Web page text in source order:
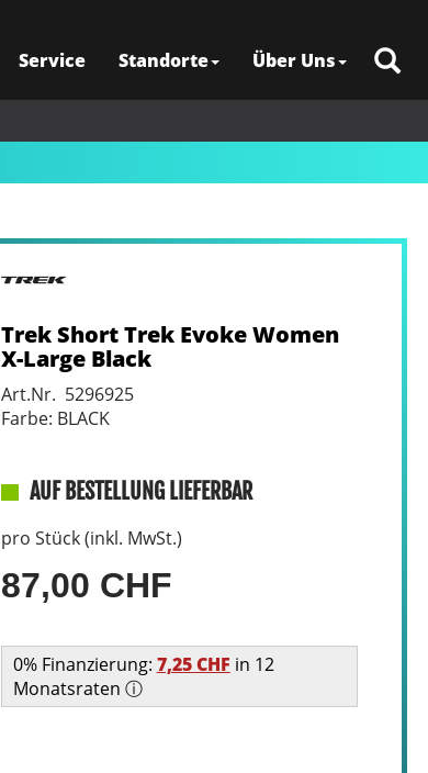
Service Standorte Über Uns
Trek Short Trek Evoke Women
X-Large Black
Art.Nr. 5296925
Farbe: BLACK
AUF BESTELLUNG LIEFERBAR
pro Stück (inkl. MwSt.)
87,00 CHF
0% Finanzierung: 7,25 CHF in 12
Monatsraten ⓘ